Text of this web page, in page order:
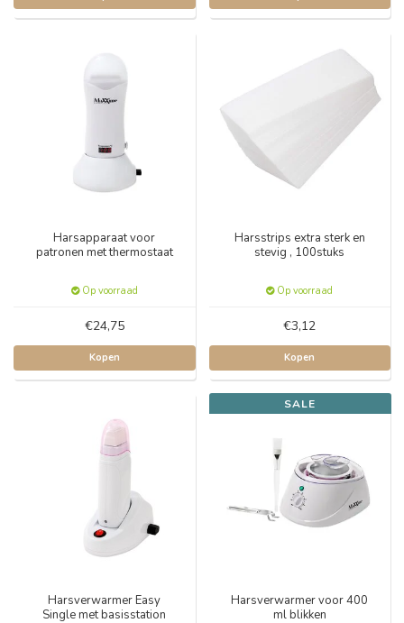
Harsapparaat voor
patronen met thermostaat
Op voorraad
€24,75
Kopen
Harsstrips extra sterk en
stevig , 100stuks
Op voorraad
€3,12
Kopen
Harsverwarmer Easy
Single met basisstation
SALE
Harsverwarmer voor 400
ml blikken